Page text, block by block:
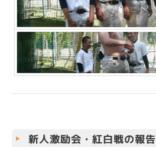
新人激励会・紅白戦の報告